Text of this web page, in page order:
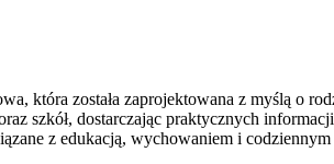
która została zaprojektowana z myślą o
szkół, dostarczając praktycznych
z edukacją, wychowaniem i